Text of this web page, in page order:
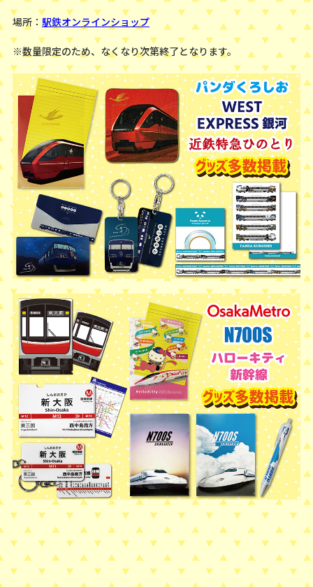
場所： 駅鉄オンラインショップ
※数量限定のため、なくなり次第終了となります。